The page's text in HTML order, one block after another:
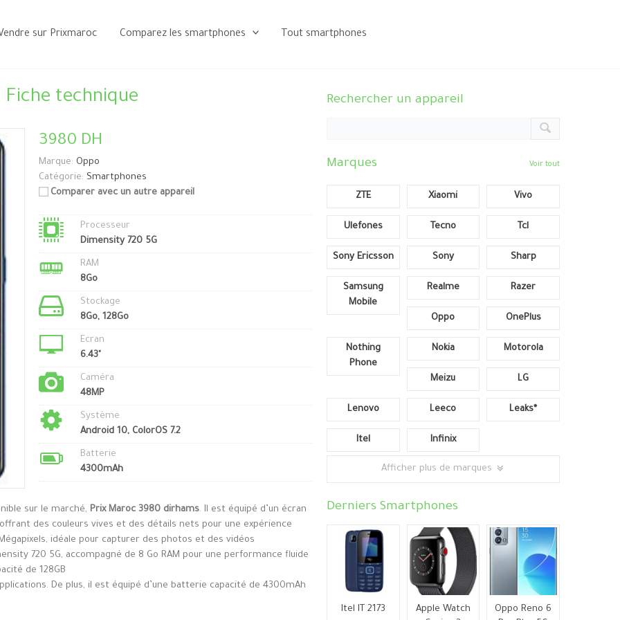
sur Prixmaroc Comparez les smartphones Tout smartphones
technique
3980 DH
Marque: Oppo
Catégorie: Smartphones
Comparer avec un autre appareil
Processeur
Dimensity 720 5G
RAM
8Go
Stockage
8Go, 128Go
Ecran
6.43"
Caméra
48MP
Système
Android 10, ColorOS 7.2
Batterie
4300mAh
sur le marché, Prix Maroc 3980 dirhams. Il est équipé d’un écran
des couleurs vives et des détails nets pour une expérience
idéale pour capturer des photos et des vidéos
720 5G, accompagné de 8 Go RAM pour une performance fluide
de 128GB
De plus, il est équipé d’une batterie capacité de 4300mAh
Rechercher un appareil
Marques Voir tout
ZTE Xiaomi Vivo
Ulefones Tecno Tcl
Sony Ericsson Sony Sharp
Samsung
Mobile
Realme Razer
Oppo OnePlus
Nothing
Phone
Nokia Motorola
Meizu LG
Lenovo Leeco Leaks*
Itel Infinix
Afficher plus de marques
Derniers Smartphones
Itel IT 2173
Apple Watch
Oppo Reno 6